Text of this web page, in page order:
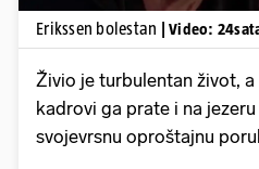
Erikssen bolestan | Video:
Živio je turbulentan život,
kadrovi ga prate i na
svojevrsnu oproštajnu